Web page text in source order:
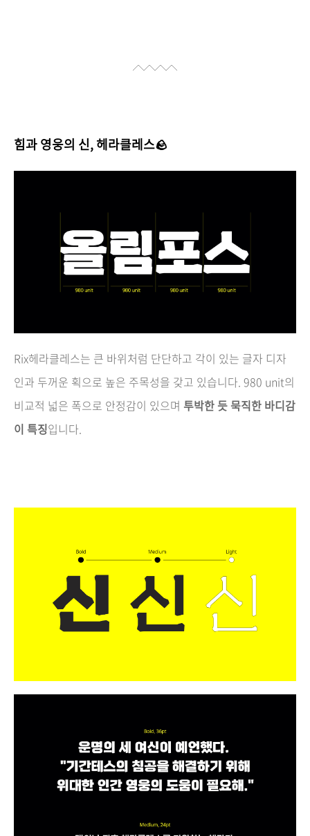
힘과 영웅의 신, 헤라클레스🪨
Rix헤라클레스는 큰 바위처럼 단단하고 각이 있는 글자 디자
인과 두꺼운 획으로 높은 주목성을 갖고 있습니다. 980 unit의
비교적 넓은 폭으로 안정감이 있으며 투박한 듯 묵직한 바디감
이 특징입니다.